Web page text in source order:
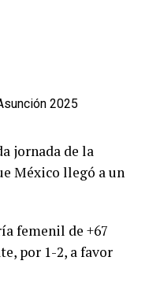
jornada de la
México llegó a un
femenil de +67
por 1-2, a favor